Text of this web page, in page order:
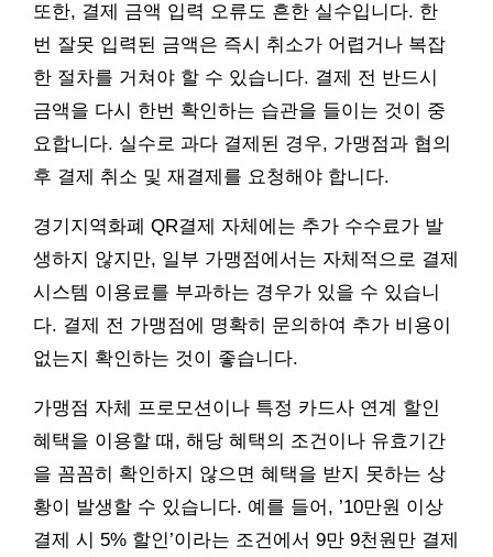
또한, 결제 금액 입력 오류도 흔한 실수입니다. 한
번 잘못 입력된 금액은 즉시 취소가 어렵거나 복잡
한 절차를 거쳐야 할 수 있습니다. 결제 전 반드시
금액을 다시 한번 확인하는 습관을 들이는 것이 중
요합니다. 실수로 과다 결제된 경우, 가맹점과 협의
후 결제 취소 및 재결제를 요청해야 합니다.
경기지역화폐 QR결제 자체에는 추가 수수료가 발
생하지 않지만, 일부 가맹점에서는 자체적으로 결제
시스템 이용료를 부과하는 경우가 있을 수 있습니
다. 결제 전 가맹점에 명확히 문의하여 추가 비용이
없는지 확인하는 것이 좋습니다.
가맹점 자체 프로모션이나 특정 카드사 연계 할인
혜택을 이용할 때, 해당 혜택의 조건이나 유효기간
을 꼼꼼히 확인하지 않으면 혜택을 받지 못하는 상
황이 발생할 수 있습니다. 예를 들어, ’10만원 이상
결제 시 5% 할인’이라는 조건에서 9만 9천원만 결제